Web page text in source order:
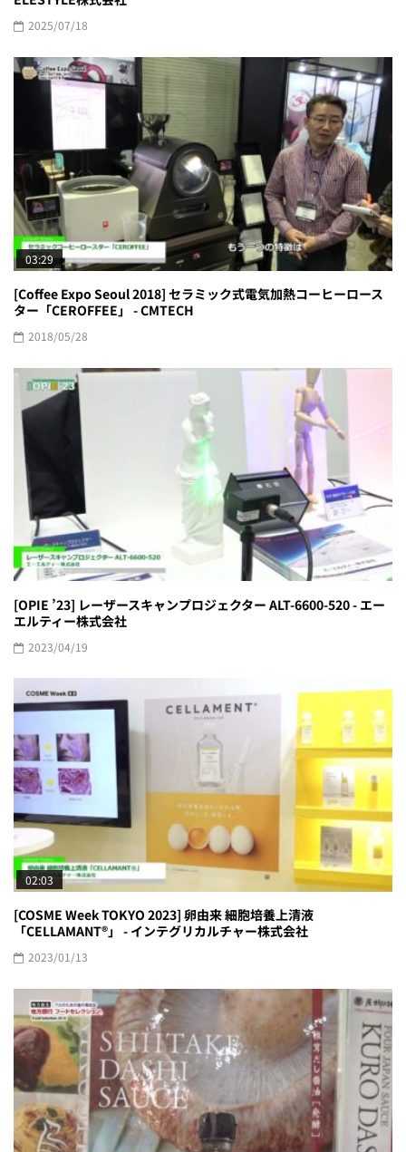
2025/07/18
03:29
[Coffee Expo Seoul 2018] セラミック式電気加熱コーヒーロース
ター「CEROFFEE」 - CMTECH
2018/05/28
[OPIE ’23] レーザースキャンプロジェクター ALT-6600-520 - エー
エルティー株式会社
2023/04/19
02:03
[COSME Week TOKYO 2023] 卵由来 細胞培養上清液
「CELLAMANT®」 - インテグリカルチャー株式会社
2023/01/13